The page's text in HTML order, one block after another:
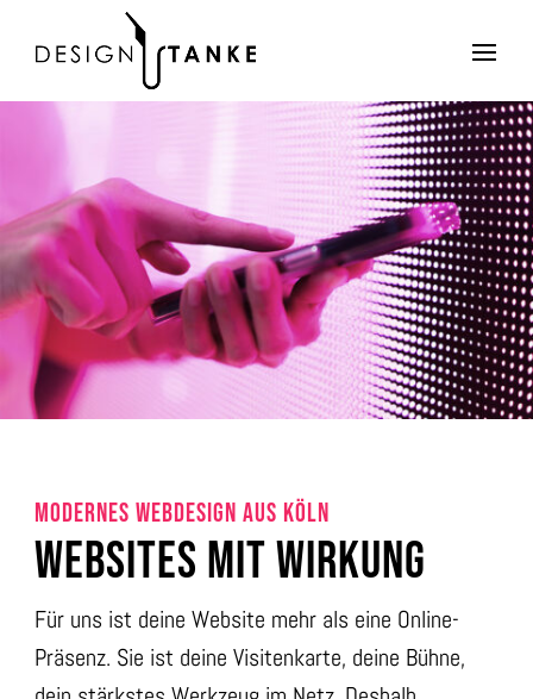
MODERNES WEBDESIGN AUS KÖLN
WEBSITES MIT WIRKUNG
Für uns ist deine Website mehr als eine Online-
Präsenz. Sie ist deine Visitenkarte, deine Bühne,